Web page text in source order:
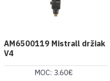
AM6500119 Mistrall držiak
V4
MOC: 3.60€